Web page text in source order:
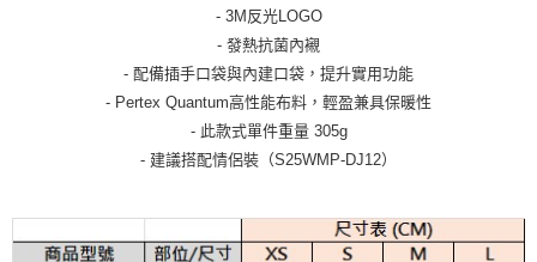
- 3M反光LOGO
- 發熱抗菌內襯
- 配備插手口袋與內建口袋，提升實用功能
- Pertex Quantum高性能布料，輕盈兼具保暖性
- 此款式單件重量 305g
- 建議搭配情侶裝（S25WMP-DJ12）